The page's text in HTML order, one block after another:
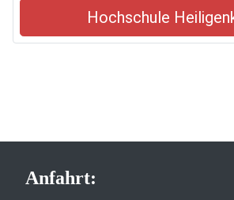
Hochschule
Anfahrt: